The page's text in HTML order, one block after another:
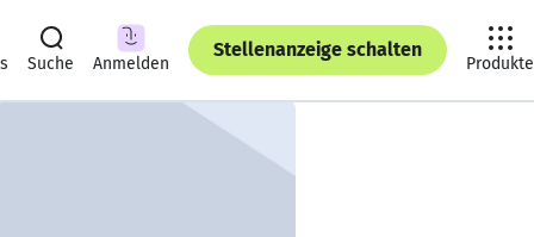
Suche Anmelden
Stellenanzeige schalten
Produkte